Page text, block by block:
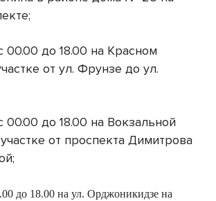
00.00 до 18.00 на Красном
от ул. Фрунзе до ул.
00.00 до 18.00 на Вокзальной
от проспекта Димитрова
до 18.00 на ул. Орджоникидзе на